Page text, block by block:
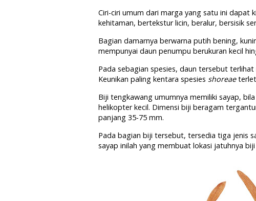
Ciri-ciri umum dari marga yang satu ini dapat
kehitaman, bertekstur licin, beralur, bersisik
Bagian damarnya berwarna putih bening,
mempunyai daun penumpu berukuran kecil
Pada sebagian spesies, daun tersebut
Keunikan paling kentara spesies shoreae
Biji tengkawang umumnya memiliki sayap,
helikopter kecil. Dimensi biji beragam
panjang 35-75 mm.
Pada bagian biji tersebut, tersedia tiga jenis
sayap inilah yang membuat lokasi jatuhnya